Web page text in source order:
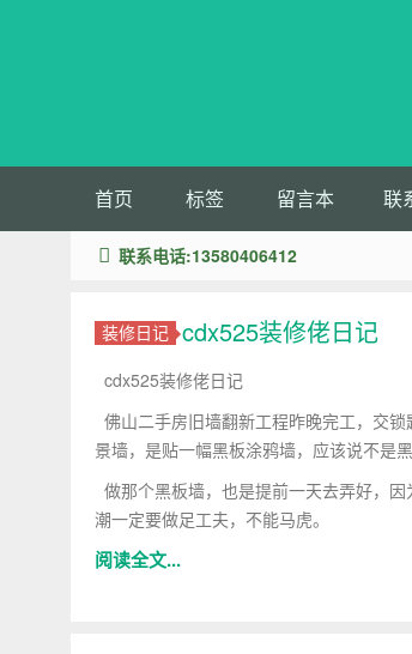
首页 标签 留言本 联
联系电话:13580406412
装修日记 cdx525装修佬日记
cdx525装修佬日记
佛山二手房旧墙翻新工程昨晚完工，交
景墙，是贴一幅黑板涂鸦墙，应该说不是
做那个黑板墙，也是提前一天去弄好，
潮一定要做足工夫，不能马虎。
阅读全文...